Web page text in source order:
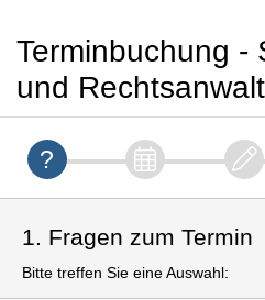
Terminbuchung -
und
1. Fragen zum Termin
Bitte treffen Sie eine Auswahl: